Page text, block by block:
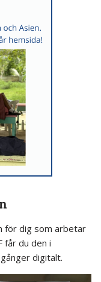
för dig som arbetar
får du den i
digitalt.